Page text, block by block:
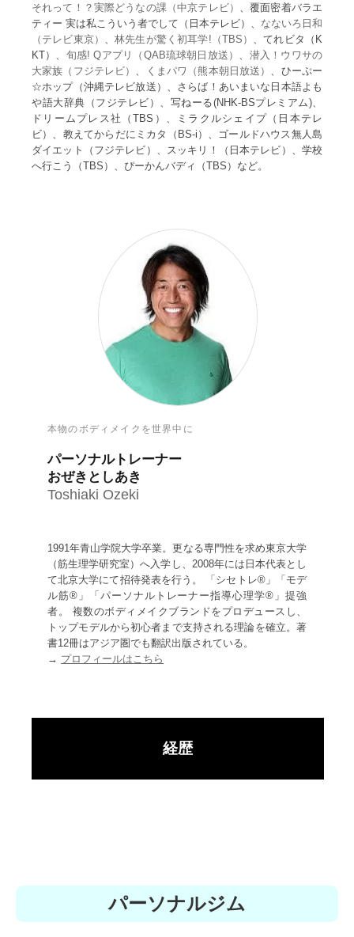
それって！？実際どうなの課（中京テレビ）
、覆面密着バラエ
ティー 実は私こういう者でして（日本テレビ）、 なないろ日和
（テレビ東京）
、林先生が驚く初耳学!（TBS）
、てれビタ（K
KT）、 旬感! Qアプリ（QAB琉球朝日放送）
潜入！ウワサの
大家族（フジテレビ）
くまパワ（熊本朝日放送）
、ひーぷー
☆ホップ（沖縄テレビ放送）、さらば！あいまいな日本語よも
や語大辞典（フジテレビ）、写ねーる(NHK-BSプレミアム)、
ドリームプレス社（TBS）、ミラクルシェイプ（日本テレ
ビ）、教えてからだにミカタ（BS-i）、ゴールドハウス無人島
ダイエット（フジテレビ）、スッキリ！（日本テレビ）、学校
へ行こう（TBS）、ぴーかんバディ（TBS）など。
本物のボディメイクを世界中に
パーソナルトレーナー
おぜきとしあき
Toshiaki Ozeki
1991年青山学院大学卒業。更なる専門性を求め東京大学
（筋生理学研究室）へ入学し、2008年には日本代表とし
て北京大学にて招待発表を行う。 「シセトレ®」「モデ
ル筋®」「パーソナルトレーナー指導心理学®」提強
者。 複数のボディメイクブランドをプロデュースし、
トップモデルから初心者まで支持される理論を確立。著
書12冊はアジア圏でも翻訳出版されている。
→ プロフィールはこちら
経歴
パーソナルジム